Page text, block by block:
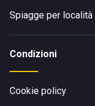
Spiagge per
Condizioni
Cookie policy